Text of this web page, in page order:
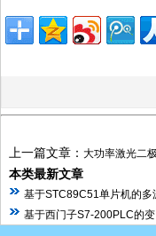
上一篇文章： 大功率激光二
本类最新文章
基于STC89C51单片机的多
基于西门子S7-200PLC的变